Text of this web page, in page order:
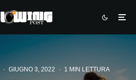
· GIUGNO 3, 2022 · 1 MIN LETTURA